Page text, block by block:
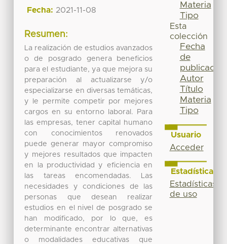
Fecha: 2021-11-08
Resumen:
La realización de estudios avanzados
o de posgrado genera beneficios
para el estudiante, ya que mejora su
preparación al actualizarse y/o
especializarse en diversas temáticas,
y le permite competir por mejores
cargos en su entorno laboral. Para
las empresas, tener capital humano
con conocimientos renovados
puede generar mayor compromiso
y mejores resultados que impacten
en la productividad y eficiencia en
las tareas encomendadas. Las
necesidades y condiciones de las
personas que desean realizar
estudios en el nivel de posgrado se
han modificado, por lo que, es
determinante encontrar alternativas
o modalidades educativas que
Materia
Tipo
Esta
colección
Fecha
de
publicación
Autor
Título
Materia
Tipo
Usuario
Acceder
Estadísticas
Estadísticas
de uso